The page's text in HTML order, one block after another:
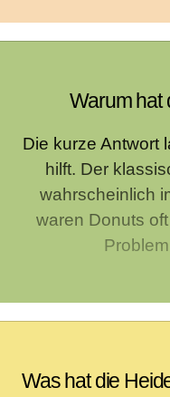
Warum hat
Die kurze Antwort
hilft. Der
wahrscheinlich
waren Donuts
Was hat die